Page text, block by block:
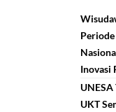
Inovasi
UKT